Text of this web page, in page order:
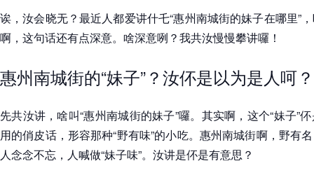
诶，汝会晓无？最近人都爱讲什乇“惠州南城街的妹子在哪里”
啊，这句话还有点深意。啥深意咧？我共汝慢慢攀讲囉！
惠州南城街的“妹子”？汝伓是以为是人呵？
先共汝讲，啥叫“惠州南城街的妹子”囉。其实啊，这个“妹子”
用的俏皮话，形容那种“野有味”的小吃。惠州南城街啊，野有
人念念不忘，人喊做“妹子味”。汝讲是伓是有意思？